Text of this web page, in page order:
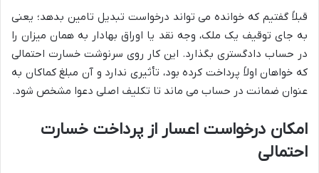
قبلاً گفتیم که خوانده می تواند درخواست تبدیل تامین بدهد؛ یعنی
به جای توقیف یک ملک، وجه نقد یا اوراق بهادار به همان میزان را
در حساب دادگستری بگذارد. این کار روی سرنوشت خسارت احتمالی
که خواهان اولاً پرداخت کرده بود، تأثیری ندارد و آن مبلغ کماکان به
عنوان ضمانت در حساب می ماند تا تکلیف اصلی دعوا مشخص شود.
امکان درخواست اعسار از پرداخت خسارت
احتمالی